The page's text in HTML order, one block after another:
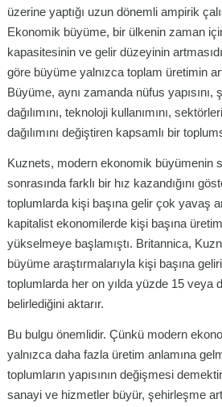
üzerine yaptığı uzun dönemli ampirik
Ekonomik büyüme, bir ülkenin zaman
kapasitesinin ve gelir düzeyinin
göre büyüme yalnızca toplam üretimin
Büyüme, aynı zamanda nüfus
dağılımını, teknoloji kullanımını,
dağılımını değiştiren kapsamlı bir
Kuznets, modern ekonomik büyümenin
sonrasında farklı bir hız kazandığını
toplumlarda kişi başına gelir çok yavaş
kapitalist ekonomilerde kişi başına
yükselmeye başlamıştı. Britannica,
büyüme araştırmalarıyla kişi başına
toplumlarda her on yılda yüzde 15 veya
belirlediğini aktarır.
Bu bulgu önemlidir. Çünkü modern
yalnızca daha fazla üretim anlamına
toplumların yapısının değişmesi
sanayi ve hizmetler büyür, şehirleşme